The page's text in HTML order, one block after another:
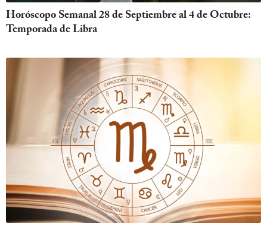
Horóscopo Semanal 28 de Septiembre al 4 de Octubre:
Temporada de Libra